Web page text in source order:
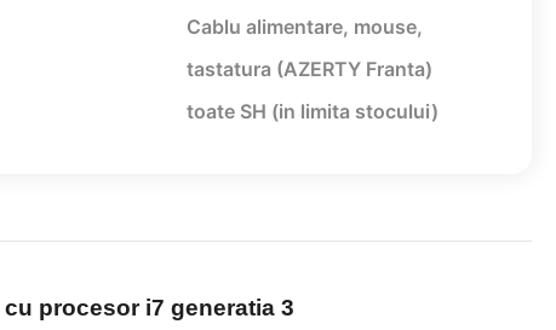
Cablu alimentare, mouse,
tastatura (AZERTY Franta)
toate SH (in limita stocului)
cu procesor i7 generatia 3